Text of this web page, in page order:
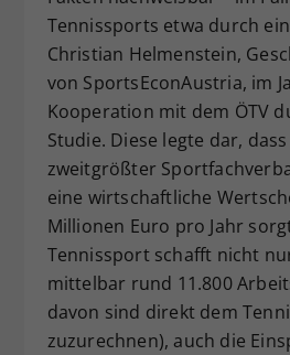
Tennissports etwa durch
Christian Helmenstein,
von SportsEconAustria, im
Kooperation mit dem ÖTV
Studie. Diese legte dar,
zweitgrößter
eine wirtschaftliche
Millionen Euro pro Jahr
Tennissport schafft nicht
mittelbar rund 11.800
davon sind direkt dem
zuzurechnen), auch die